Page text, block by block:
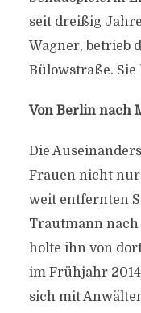
seit dreißig
Wagner, betrieb
Bülowstraße.
Von Berlin nach
Die
Frauen nicht
weit entfernten
Trautmann nach
holte ihn von
im Frühjahr
sich mit